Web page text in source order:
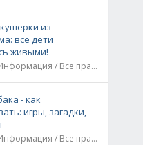
из
все дети
живыми!
20.06.21, Информация / Все праздники / Рассказы и истории
- как
игры, загадки,
10.07.21, Информация / Все праздники